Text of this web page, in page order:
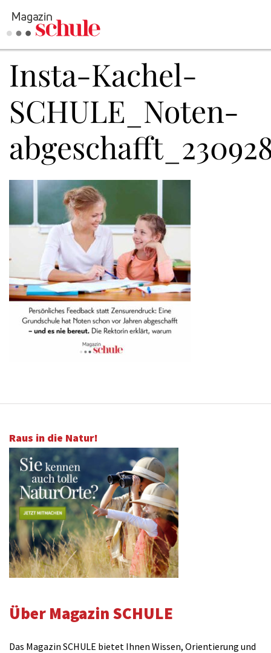
Online-Magazin
Newsletter
Mediadaten
Kontakt
Impressum
Versenden
Abonnieren
Anmelden
Insta-Kachel-
SCHULE_Noten-
Raus in die Natur!
Über Magazin SCHULE
Das Magazin SCHULE bietet Ihnen Wissen, Orientierung und